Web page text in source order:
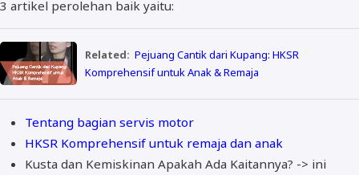
3 artikel perolehan baik yaitu:
Related: Pejuang Cantik dari Kupang: HKSR
Komprehensif untuk Anak & Remaja
Tentang bagian servis motor
HKSR Komprehensif untuk remaja dan anak
Kusta dan Kemiskinan Apakah Ada Kaitannya? -> ini